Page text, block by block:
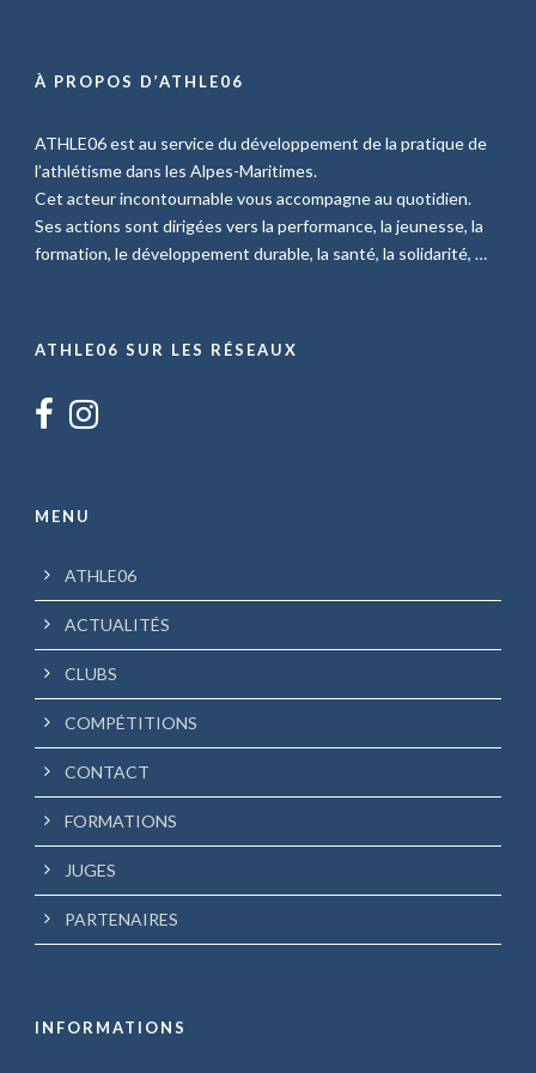
À PROPOS D’ATHLE06
ATHLE06 est au service du développement de la pratique de
l’athlétisme dans les Alpes-Maritimes.
Cet acteur incontournable vous accompagne au quotidien.
Ses actions sont dirigées vers la performance, la jeunesse, la
formation, le développement durable, la santé, la solidarité, …
ATHLE06 SUR LES RÉSEAUX
MENU
ATHLE06
ACTUALITÉS
CLUBS
COMPÉTITIONS
CONTACT
FORMATIONS
JUGES
PARTENAIRES
INFORMATIONS